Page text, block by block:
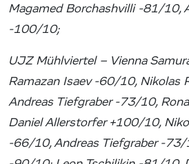
Magamed Borchashvilli -81/10,
-100/10;
UJZ Mühlviertel – Vienna
Ramazan Isaev -60/10, Nikolas
Andreas Tiefgraber -73/10,
Daniel Allerstorfer +100/10,
-66/10, Andreas Tiefgraber -73/